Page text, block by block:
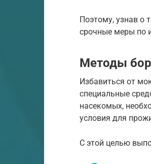
Поэтому, узнав о
срочные меры по
Методы
Избавиться от
специальные
насекомых,
условия для
С этой целью